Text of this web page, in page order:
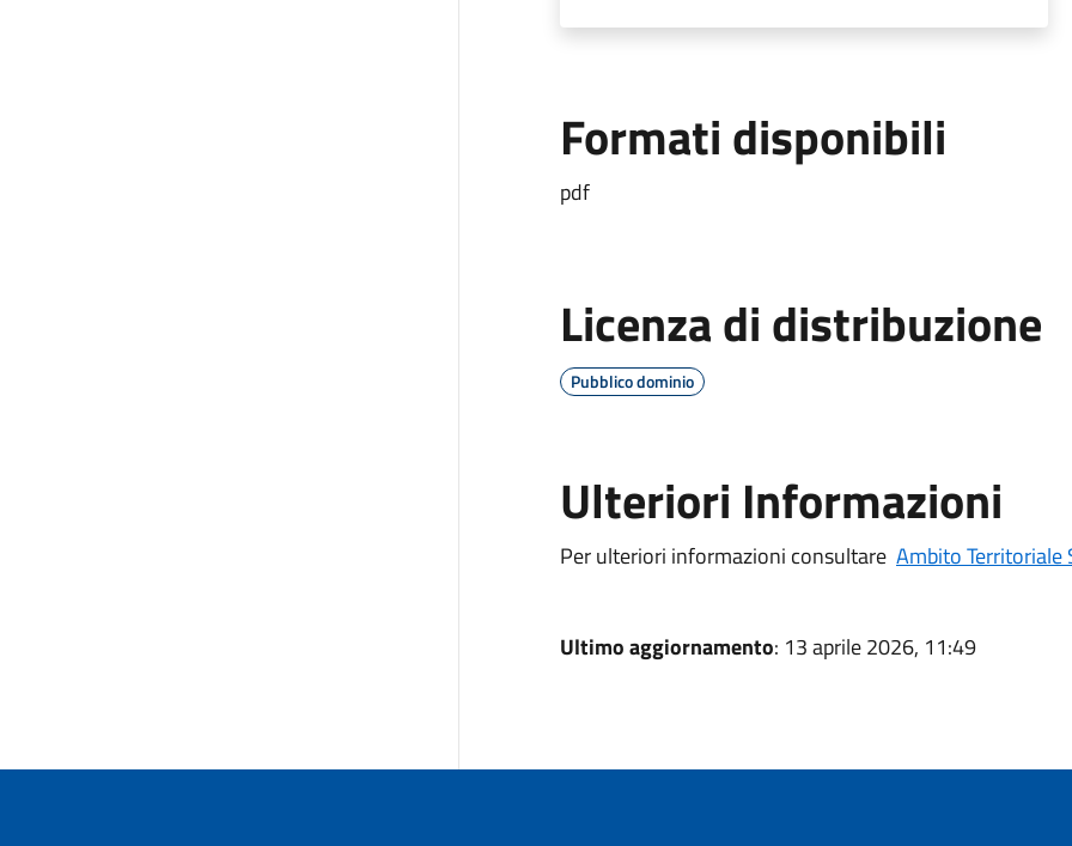
Formati disponibili
pdf
Licenza di distribuzione
Pubblico dominio
Ulteriori Informazioni
Per ulteriori informazioni consultare Ambito Territoriale
Ultimo aggiornamento: 13 aprile 2026, 11:49